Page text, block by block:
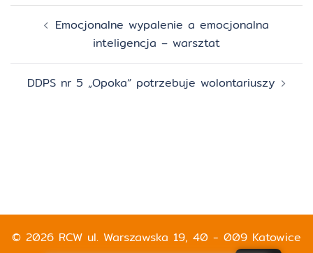
Zobacz
wpisy Emocjonalne wypalenie a emocjonalna
inteligencja – warsztat
DDPS nr 5 „Opoka” potrzebuje wolontariuszy
© 2026 RCW ul. Warszawska 19, 40 - 009 Katowice